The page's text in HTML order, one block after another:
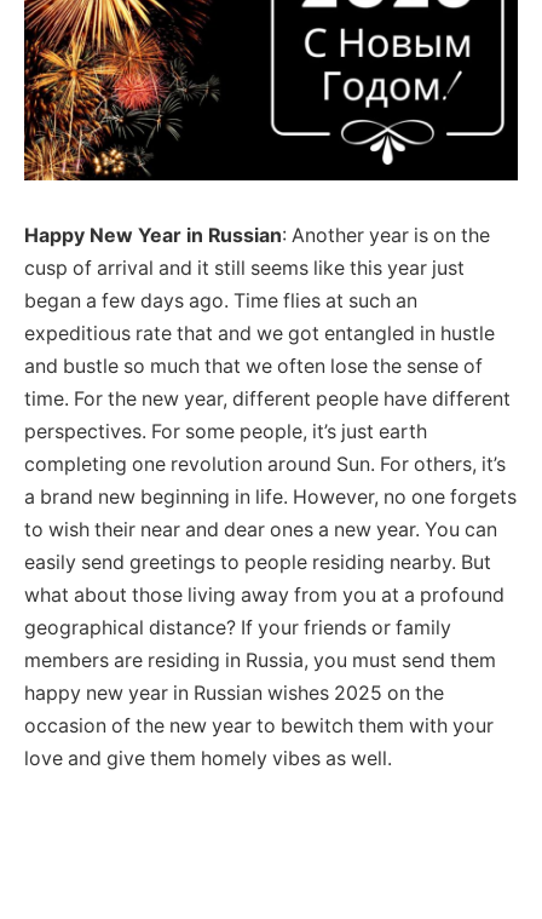
Happy New Year in Russian: Another year is on the
cusp of arrival and it still seems like this year just
began a few days ago. Time flies at such an
expeditious rate that and we got entangled in hustle
and bustle so much that we often lose the sense of
time. For the new year, different people have different
perspectives. For some people, it’s just earth
completing one revolution around Sun. For others, it’s
a brand new beginning in life. However, no one forgets
to wish their near and dear ones a new year. You can
easily send greetings to people residing nearby. But
what about those living away from you at a profound
geographical distance? If your friends or family
members are residing in Russia, you must send them
happy new year in Russian wishes 2025 on the
occasion of the new year to bewitch them with your
love and give them homely vibes as well.